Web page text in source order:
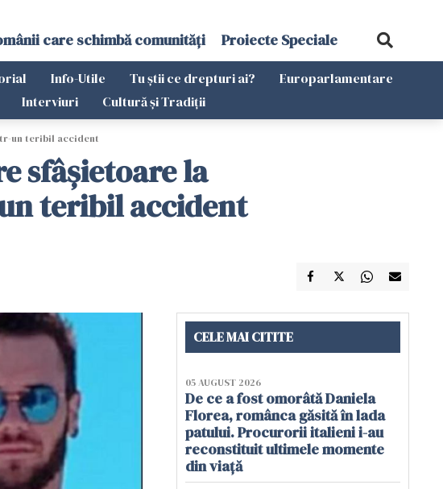
care schimbă comunități Proiecte Speciale
Info-Utile Tu știi ce drepturi ai?
Europarlamentare
Interviuri Cultură și Tradiții
un teribil accident
sfâșietoare la
teribil accident
CELE MAI CITITE
05 AUGUST 2026
De ce a fost omorâtă Daniela
Florea, românca găsită în lada
patului. Procurorii italieni i-au
reconstituit ultimele momente
din viață